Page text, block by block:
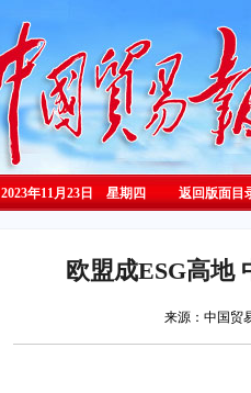
2023年11月23日 星期 四 返回版面目
欧盟成ESG高地
来源：中国